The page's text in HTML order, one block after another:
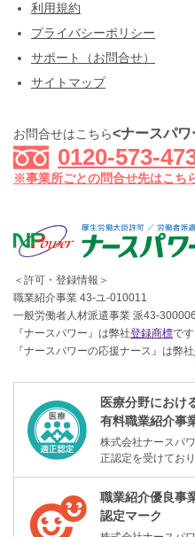
利用規約
プライバシーポリシー
サポート（お問合せ）
サイトマップ
お問合せはこちら<ナースパワ
0120-573-
※事業所ごとの問合せ先はこち
＜許可・登録情報＞
職業紹介事業 43-ユ-010011
一般労働者人材派遣事業 派43-300006
『ナースパワー』は弊社登録商標です
『ナースパワーの応援ナース』は弊社
医療分野におけ
有料職業紹介事
株式会社ナースパ
正認定を受けており
職業紹介優良事
認定マーク